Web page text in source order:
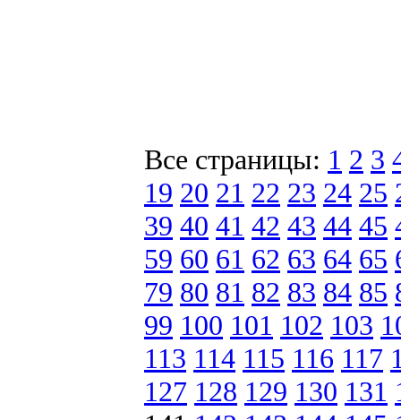
Все страницы: 1 2 3
19 20 21 22 23 24 25
39 40 41 42 43 44 45
59 60 61 62 63 64 65
79 80 81 82 83 84 85
99 100 101 102 103
113 114 115 116 117
127 128 129 130 131